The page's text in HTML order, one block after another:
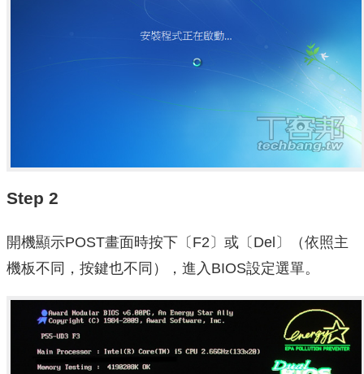
Step 2
開機顯示POST畫面時按下〔F2〕或〔Del〕（依照主
機板不同，按鍵也不同），進入BIOS設定選單。